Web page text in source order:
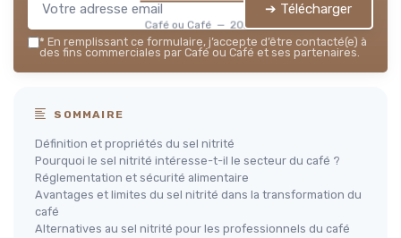
Café ou Café — 2026
➔ Télécharger
* En remplissant ce formulaire, j’accepte d’être contacté(e) à
des fins commerciales par Café ou Café et ses partenaires.
SOMMAIRE
Définition et propriétés du sel nitrité
Pourquoi le sel nitrité intéresse-t-il le secteur du café ?
Réglementation et sécurité alimentaire
Avantages et limites du sel nitrité dans la transformation du
café
Alternatives au sel nitrité pour les professionnels du café